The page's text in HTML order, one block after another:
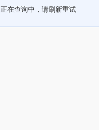
正在查询中，请刷新重试